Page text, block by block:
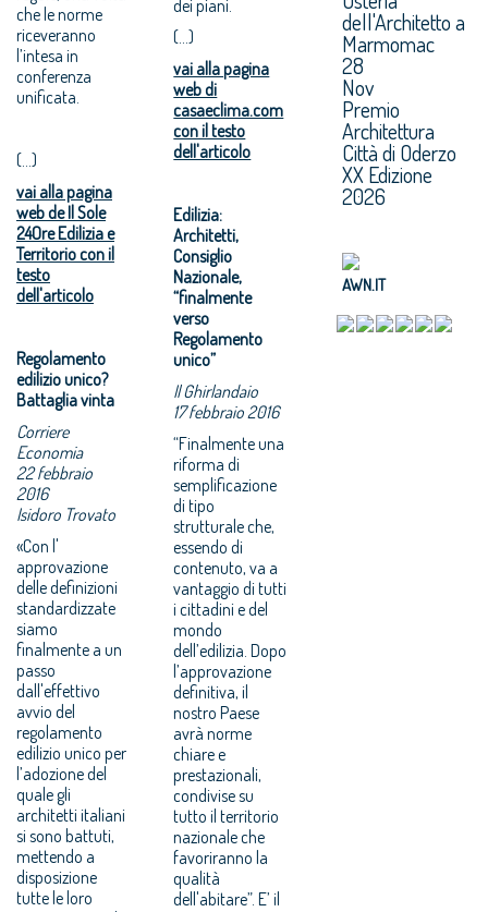
che le norme
riceveranno
l’intesa in
conferenza
unificata.
(...)
vai alla pagina
web de Il Sole
24Ore Edilizia e
Territorio con il
testo
dell'articolo
Regolamento
edilizio unico?
Battaglia vinta
Corriere
Economia
22 febbraio
2016
Isidoro Trovato
«Con l'
approvazione
delle definizioni
standardizzate
siamo
finalmente a un
passo
dall'effettivo
avvio del
regolamento
edilizio unico per
l’adozione del
quale gli
architetti italiani
si sono battuti,
mettendo a
disposizione
tutte le loro
dei piani.
(...)
vai alla pagina
web di
casaeclima.com
con il testo
dell'articolo
Edilizia:
Architetti,
Consiglio
Nazionale,
“finalmente
verso
Regolamento
unico”
Il Ghirlandaio
17 febbraio 2016
“Finalmente una
riforma di
semplificazione
di tipo
strutturale che,
essendo di
contenuto, va a
vantaggio di tutti
i cittadini e del
mondo
dell’edilizia. Dopo
l’approvazione
definitiva, il
nostro Paese
avrà norme
chiare e
prestazionali,
condivise su
tutto il territorio
nazionale che
favoriranno la
qualità
dell'abitare”. E’ il
dell'Architetto a
Marmomac
28
Nov
Premio
Architettura
Città di Oderzo
XX Edizione
2026
AWN.IT